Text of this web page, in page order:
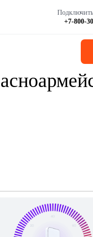
+7-800-